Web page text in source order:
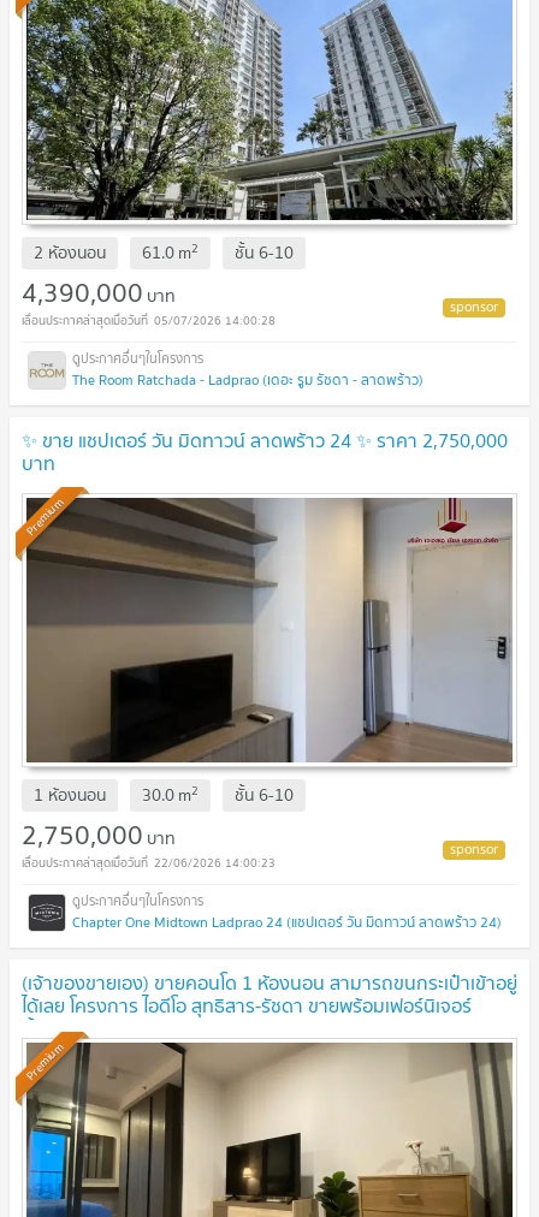
2 ห้องนอน 61.0m2 ชั้น 6-10
4,390,000 บาท
05/07/2026 14:00:28
The Room Ratchada - Ladprao (เดอะ รูม รัชดา - ลาดพร้าว)
✨ ขาย แชปเตอร์ วัน มิดทาวน์ ลาดพร้าว 24 ✨ ราคา 2,750,000
บาท
Premium
1 ห้องนอน 30.0m2 ชั้น 6-10
2,750,000 บาท
22/06/2026 14:00:23
Chapter One Midtown Ladprao 24 (แชปเตอร์ วัน มิดทาวน์ ลาดพร้าว 24)
(เจ้าของขายเอง) ขายคอนโด 1 ห้องนอน สามารถขนกระเป๋าเข้าอยู่
ได้เลย โครงการ ไอดีโอ สุทธิสาร-รัชดา ขายพร้อมเฟอร์นิเจอร์
ทั้งหมด สภาพห้องดีมาก
Premium